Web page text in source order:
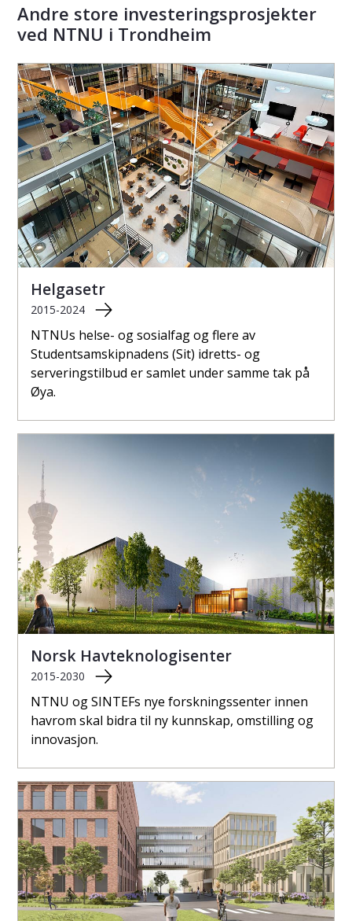
Andre store investeringsprosjekter
ved NTNU i Trondheim
Helgasetr
2015-2024
NTNUs helse- og sosialfag og flere av
Studentsamskipnadens (Sit) idretts- og
serveringstilbud er samlet under samme tak på
Øya.
Norsk Havteknologisenter
2015-2030
NTNU og SINTEFs nye forskningssenter innen
havrom skal bidra til ny kunnskap, omstilling og
innovasjon.